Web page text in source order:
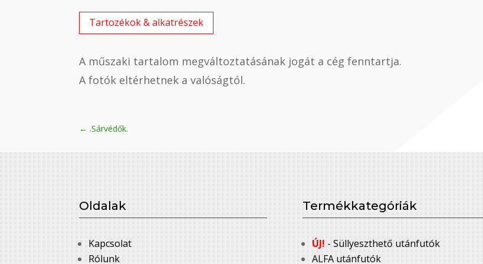
Tartozékok & alkatrészek
A műszaki tartalom megváltoztatásának jogát a cég fenntartja.
A fotók eltérhetnek a valóságtól.
← .Sárvédők.
Oldalak
Kapcsolat
Rólunk
Termékkategóriák
ÚJ! - Süllyeszthető utánfutók
ALFA utánfutók